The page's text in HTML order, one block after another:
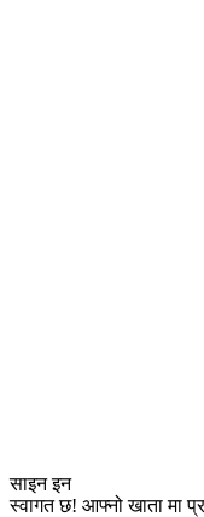
साइन इन
स्वागत छ! आफ्नो खाता मा